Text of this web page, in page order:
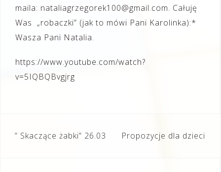
maila: nataliagrzegorek100@gmail.com. Całuję
Was „robaczki” (jak to mówi Pani Karolinka):*
Wasza Pani Natalia.
https://www.youtube.com/watch?
v=5IQBQBvgjrg
Nawigacja
” Skaczące żabki” 26.03 Propozycje dla dzieci